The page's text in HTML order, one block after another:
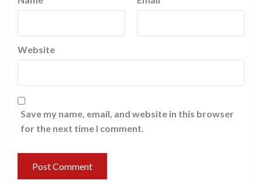
Website
Save my name, email, and website in this browser
for the next time I comment.